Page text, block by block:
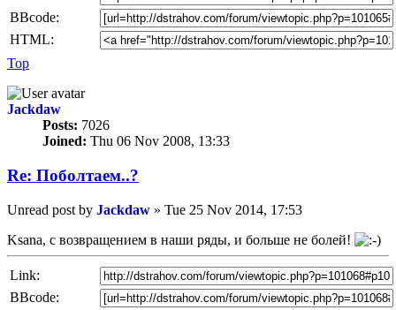
BBcode:
HTML:
Top
Jackdaw
Posts: 7026
Joined: Thu 06 Nov 2008, 13:33
Re: Пoбoлтаем..?
Unread post by Jackdaw » Tue 25 Nov 2014, 17:53
Ksana, с возвращением в наши ряды, и больше не болей!
Link:
BBcode: